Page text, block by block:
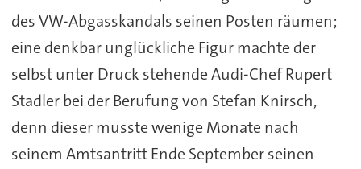
des VW-Abgasskandals seinen Posten räumen;
eine denkbar unglückliche Figur machte der
selbst unter Druck stehende Audi-Chef Rupert
Stadler bei der Berufung von Stefan Knirsch,
denn dieser musste wenige Monate nach
seinem Amtsantritt Ende September seinen